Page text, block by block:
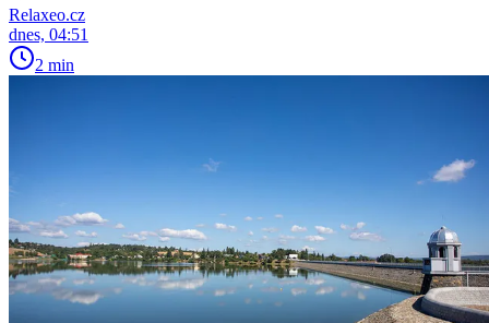
Relaxeo.cz
dnes, 04:51
2 min